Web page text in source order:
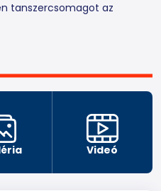
Videó
tanszercsomagot az